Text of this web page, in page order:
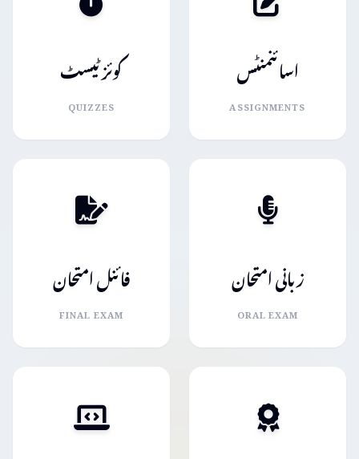
اسائنمنٹس
ASSIGNMENTS
کوئز ٹیسٹ
QUIZZES
زبانی امتحان
ORAL EXAM
فائنل امتحان
FINAL EXAM